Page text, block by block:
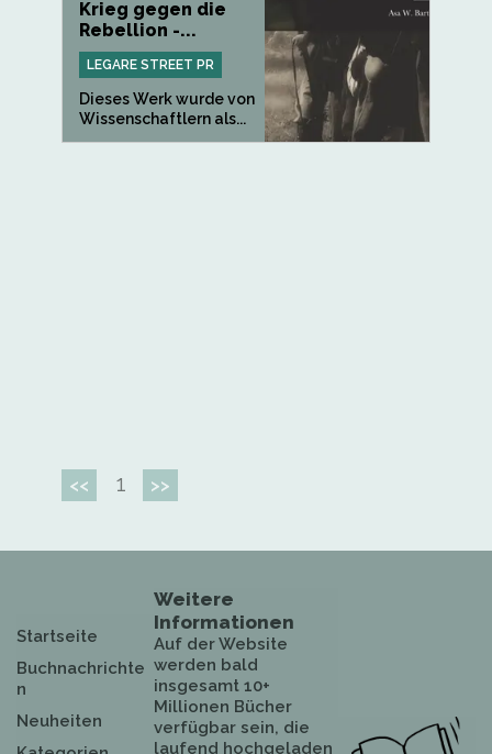
Krieg gegen die
Rebellion -...
LEGARE STREET PR
Dieses Werk wurde von
Wissenschaftlern als...
<< 1 >>
Startseite
Buchnachrichte
n
Neuheiten
Weitere
Informationen
Auf der Website
werden bald
insgesamt 10+
Millionen Bücher
verfügbar sein, die
laufend hochgeladen